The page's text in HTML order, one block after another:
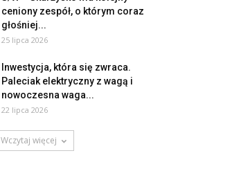
ceniony zespół, o którym coraz
głośniej...
25 lipca 2026
Inwestycja, która się zwraca.
Paleciak elektryczny z wagą i
nowoczesna waga...
22 lipca 2026
Wczytaj więcej